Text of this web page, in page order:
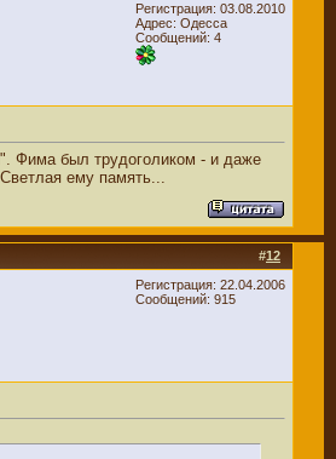
Регистрация: 03.08.2010
Адрес: Одесса
Сообщений: 4
Фима был трудоголиком - и даже
ему память...
#12
Регистрация: 22.04.2006
Сообщений: 915